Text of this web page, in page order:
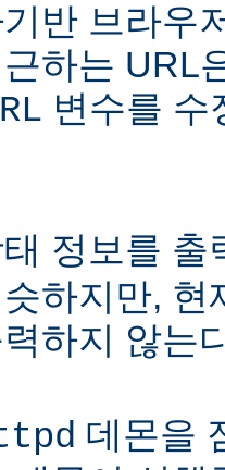
반 브라우
하는 URL
변수를 수
정보를
하지만, 현
하지 않는
데몬을